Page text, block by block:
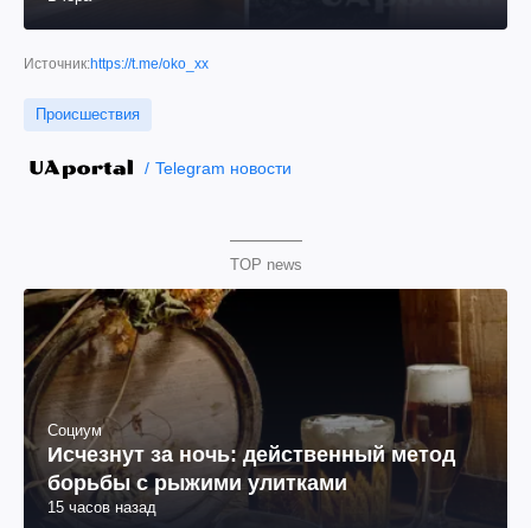
Источник:https://t.me/oko_xx
Происшествия
Telegram новости
TOP news
Социум
Исчезнут за ночь: действенный метод
борьбы с рыжими улитками
15 часов назад